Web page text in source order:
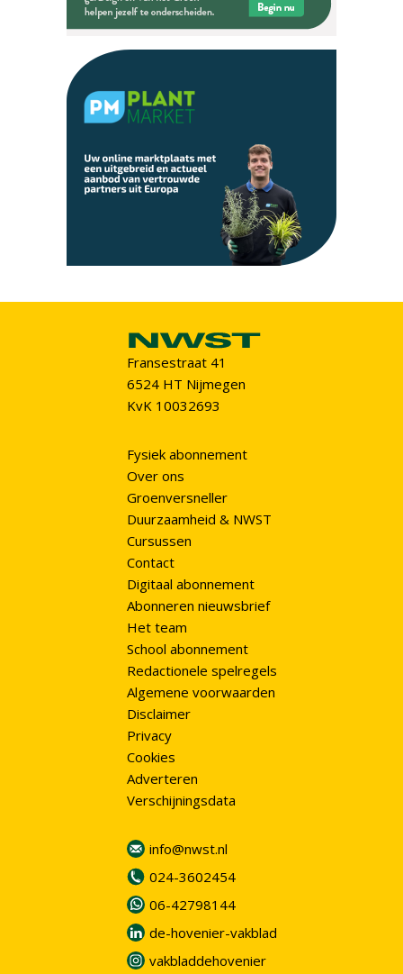
Fransestraat 41
6524 HT Nijmegen
KvK 10032693
Fysiek abonnement
Over ons
Groenversneller
Duurzaamheid & NWST
Cursussen
Contact
Digitaal abonnement
Abonneren nieuwsbrief
Het team
School abonnement
Redactionele spelregels
Algemene voorwaarden
Disclaimer
Privacy
Cookies
Adverteren
Verschijningsdata
info@nwst.nl
024-3602454
06-42798144
de-hovenier-vakblad
vakbladdehovenier